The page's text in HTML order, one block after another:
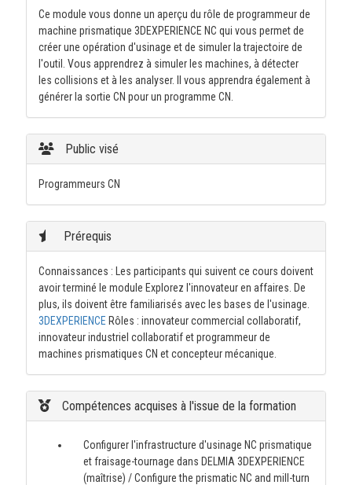
Ce module vous donne un aperçu du rôle de programmeur de
machine prismatique 3DEXPERIENCE NC qui vous permet de
créer une opération d'usinage et de simuler la trajectoire de
l'outil. Vous apprendrez à simuler les machines, à détecter
les collisions et à les analyser. Il vous apprendra également à
générer la sortie CN pour un programme CN.
Public visé
Programmeurs CN
Prérequis
Connaissances : Les participants qui suivent ce cours doivent
avoir terminé le module Explorez l'innovateur en affaires. De
plus, ils doivent être familiarisés avec les bases de l'usinage.
3DEXPERIENCE Rôles : innovateur commercial collaboratif,
innovateur industriel collaboratif et programmeur de
machines prismatiques CN et concepteur mécanique.
Compétences acquises à l'issue de la formation
Configurer l'infrastructure d'usinage NC prismatique
et fraisage-tournage dans DELMIA 3DEXPERIENCE
(maîtrise) / Configure the prismatic NC and mill-turn